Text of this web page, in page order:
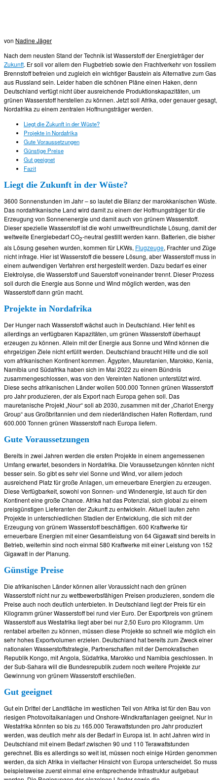
von Nadine Jäger
Nach dem neusten Stand der Technik ist Wasserstoff der Energieträger der
Zukunft. Er soll vor allem den Flugbetrieb sowie den Frachtverkehr von fossilem
Brennstoff befreien und zugleich ein wichtiger Baustein als Alternative zum Gas
aus Russland sein. Leider haben die schönen Pläne einen Haken, denn
Deutschland verfügt nicht über ausreichende Produktionskapazitäten, um
grünen Wasserstoff herstellen zu können. Jetzt soll Afrika, oder genauer gesagt,
Nordafrika zu einem zentralen Hoffnungsträger werden.
Liegt die Zukunft in der Wüste?
Projekte in Nordafrika
Gute Voraussetzungen
Günstige Preise
Gut geeignet
Fazit
Liegt die Zukunft in der Wüste?
3600 Sonnenstunden im Jahr – so lautet die Bilanz der marokkanischen Wüste.
Das nordafrikanische Land wird damit zu einem der Hoffnungsträger für die
Erzeugung von Sonnenenergie und damit auch von grünem Wasserstoff.
Dieser spezielle Wasserstoff ist die wohl umweltfreundlichste Lösung, damit der
weltweite Energiebedarf CO2-neutral gestillt werden kann. Batterien, die bisher
als Lösung gesehen wurden, kommen für LKWs, Flugzeuge, Frachter und Züge
nicht infrage. Hier ist Wasserstoff die bessere Lösung, aber Wasserstoff muss in
einem aufwendigen Verfahren erst hergestellt werden. Dazu bedarf es einer
Elektrolyse, die Wasserstoff und Sauerstoff voneinander trennt. Dieser Prozess
soll durch die Energie aus Sonne und Wind möglich werden, was den
Wasserstoff dann grün macht.
Projekte in Nordafrika
Der Hunger nach Wasserstoff wächst auch in Deutschland. Hier fehlt es
allerdings an verfügbaren Kapazitäten, um grünen Wasserstoff überhaupt
erzeugen zu können. Allein mit der Energie aus Sonne und Wind können die
ehrgeizigen Ziele nicht erfüllt werden. Deutschland braucht Hilfe und die soll
vom afrikanischen Kontinent kommen. Ägypten, Mauretanien, Marokko, Kenia,
Namibia und Südafrika haben sich im Mai 2022 zu einem Bündnis
zusammengeschlossen, was von den Vereinten Nationen unterstützt wird.
Diese sechs afrikanischen Länder wollen 500.000 Tonnen grünen Wasserstoff
pro Jahr produzieren, der als Export nach Europa gehen soll. Das
mauretanische Projekt „Nour“ soll ab 2030, zusammen mit der „Chariot Energy
Group“ aus Großbritannien und dem niederländischen Hafen Rotterdam, rund
600.000 Tonnen grünen Wasserstoff nach Europa liefern.
Gute Voraussetzungen
Bereits in zwei Jahren werden die ersten Projekte in einem angemessenen
Umfang erwartet, besonders in Nordafrika. Die Voraussetzungen könnten nicht
besser sein. So gibt es sehr viel Sonne und Wind, vor allem jedoch
ausreichend Platz für große Anlagen, um erneuerbare Energien zu erzeugen.
Diese Verfügbarkeit, sowohl von Sonnen- und Windenergie, ist auch für den
Kontinent eine große Chance. Afrika hat das Potenzial, sich global zu einem
preisgünstigen Lieferanten der Zukunft zu entwickeln. Aktuell laufen zehn
Projekte in unterschiedlichen Stadien der Entwicklung, die sich mit der
Erzeugung von grünem Wasserstoff beschäftigen. 600 Kraftwerke für
erneuerbare Energien mit einer Gesamtleistung von 64 Gigawatt sind bereits in
Betrieb, weiterhin sind noch einmal 580 Kraftwerke mit einer Leistung von 152
Gigawatt in der Planung.
Günstige Preise
Die afrikanischen Länder können aller Voraussicht nach den grünen
Wasserstoff nicht nur zu wettbewerbsfähigen Preisen produzieren, sondern die
Preise auch noch deutlich unterbieten. In Deutschland liegt der Preis für ein
Kilogramm grüner Wasserstoff bei rund vier Euro. Der Exportpreis von grünem
Wasserstoff aus Westafrika liegt aber bei nur 2,50 Euro pro Kilogramm. Um
rentabel arbeiten zu können, müssen diese Projekte so schnell wie möglich ein
sehr hohes Exportvolumen erzielen. Deutschland hat bereits zum Zweck einer
nationalen Wasserstoffstrategie, Partnerschaften mit der Demokratischen
Republik Kongo, mit Angola, Südafrika, Marokko und Namibia geschlossen. In
der Sub-Sahara will die Bundesrepublik zudem noch weitere Projekte zur
Gewinnung von grünem Wasserstoff erschließen.
Gut geeignet
Gut ein Drittel der Landfläche im westlichen Teil von Afrika ist für den Bau von
riesigen Photovoltaikanlagen und Onshore-Windkraftanlagen geeignet. Nur in
Westafrika könnten so bis zu 165.000 Terawattstunden pro Jahr produziert
werden, was deutlich mehr als der Bedarf in Europa ist. In acht Jahren wird in
Deutschland mit einem Bedarf zwischen 90 und 110 Terawattstunden
gerechnet. Bis es allerdings so weit ist, müssen noch einige Hürden genommen
werden, da sich Afrika in vielfacher Hinsicht von Europa unterscheidet. So muss
beispielsweise zuerst einmal eine entsprechende Infrastruktur aufgebaut